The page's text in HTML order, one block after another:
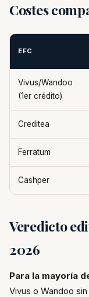
Costes
EFC
Vivus/Wandoo
(1er crédito)
Creditea
Ferratum
Cashper
Veredicto
2026
Para la mayoría
Vivus o Wandoo